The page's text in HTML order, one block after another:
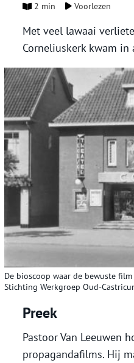
2 min Voorlezen
Met veel lawaai
Corneliuskerk kwam in
De bioscoop waar de bewuste
Stichting Werkgroep Oud-
Preek
Pastoor Van Leeuwen
propagandafilms. Hij